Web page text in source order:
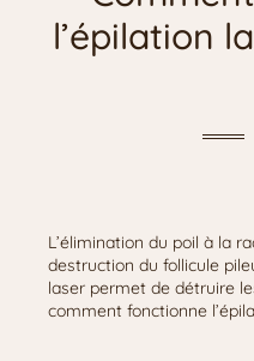
l’épilation
L’élimination du poil à la
destruction du follicule
laser permet de détruire
comment fonctionne